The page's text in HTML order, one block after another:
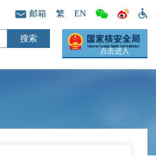
邮箱 繁 EN
点击进入